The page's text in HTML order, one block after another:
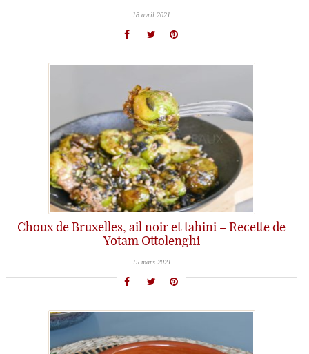
18 avril 2021
Choux de Bruxelles, ail noir et tahini – Recette de
Yotam Ottolenghi
15 mars 2021